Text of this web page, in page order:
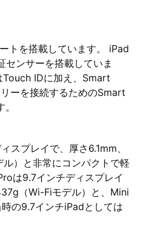
トを搭載しています。 iPad
ンサーを搭載していま
IDに加え、Smart
ーを接続するためのSmart
スプレイで、厚さ6.1mm、
）と非常にコンパクトで軽
は9.7インチディスプレイ
（Wi-Fiモデル）と、Mini
の9.7インチiPadとしては